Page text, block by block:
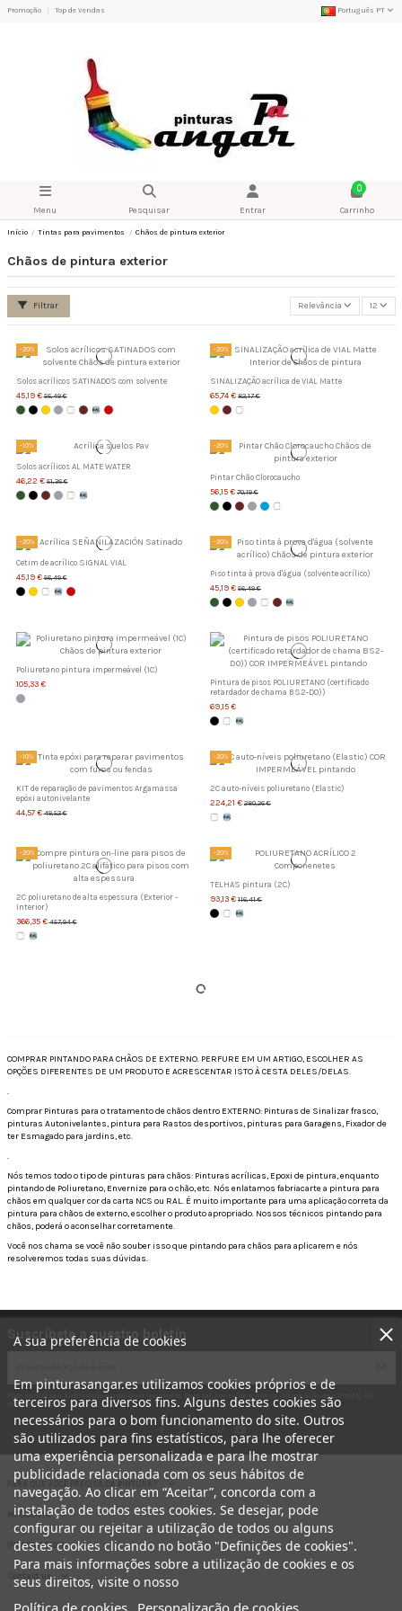
Promoção Top de Vendas Português PT
Menu Pesquisar Entrar
0
Carrinho
Início Tintas para pavimentos Chãos de pintura exterior
Chãos de pintura exterior
Filtrar Relevância 12
-20%
Solos acrílicos SATINADOS com solvente
45,19 €56,49 €
-20%
SINALIZAÇÃO acrílica de VIAL Matte
65,74 € 82,17 €
-10%
Solos acrílicos AL MATE WATER
46,22 €51,36 €
-20%
Pintar Chão Clorocaucho
56,15 € 70,19 €
-20%
Cetim de acrílico SIGNAL VIAL
45,19 €56,49 €
-20%
Piso tinta à prova d'água (solvente acrílico)
45,19 € 56,49 €
Poliuretano pintura impermeável (1C)
105,33 €
Pintura de pisos POLIURETANO (certificado
retardador de chama BS2-D0))
69,15 €
-10%
KIT de reparação de pavimentos Argamassa
epóxi autonivelante
44,57 €49,52 €
-20%
2C auto-níveis poliuretano (Elastic)
224,21 € 280,26 €
-20%
2C poliuretano de alta espessura (Exterior -
Interior)
366,35 €457,94 €
-20%
TELHAS pintura (2C)
93,13 € 116,41 €
COMPRAR PINTANDO PARA CHÃOS DE EXTERNO. PERFURE EM UM ARTIGO, ESCOLHER AS
OPÇÕES DIFERENTES DE UM PRODUTO E ACRESCENTAR ISTO À CESTA DELES/DELAS.
.
Comprar Pinturas para o tratamento de chãos dentro EXTERNO: Pinturas de Sinalizar frasco,
pinturas Autonivelantes, pintura para Rastos desportivos, pinturas para Garagens, Fixador de
ter Esmagado para jardins, etc.
.
Nós temos todo o tipo de pinturas para chãos: Pinturas acrílicas, Epoxi de pintura, enquanto
pintando de Poliuretano, Envernize para o chão, etc. Nós enlatamos fabriacarte a pintura para
chãos em qualquer cor da carta NCS ou RAL. É muito importante para uma aplicação correta da
pintura para chãos de externo, escolher o produto apropriado. Nossos técnicos pintando para
chãos, poderá o aconselhar corretamente.
Você nos chama se você não souber isso que pintando para chãos para aplicarem e nós
resolveremos todas suas dúvidas.
Suscríbete a nuestro boletín
Pode cancelar a subscrição a qualquer momento. Para tal, consulte a nossa informação de contacto na
declaração legal.
PARA QUE VOCÊ PRECISA DA PINTURA?
MI CUENTA
INFORMACION
Contact us
A sua preferência de cookies
Em pinturasangar.es utilizamos cookies próprios e de
terceiros para diversos fins. Alguns destes cookies são
necessários para o bom funcionamento do site. Outros
são utilizados para fins estatísticos, para lhe oferecer
uma experiência personalizada e para lhe mostrar
publicidade relacionada com os seus hábitos de
navegação. Ao clicar em “Aceitar”, concorda com a
instalação de todos estes cookies. Se desejar, pode
configurar ou rejeitar a utilização de todos ou alguns
destes cookies clicando no botão "Definições de cookies".
Para mais informações sobre a utilização de cookies e os
seus direitos, visite o nosso
Política de cookies Personalização de cookies